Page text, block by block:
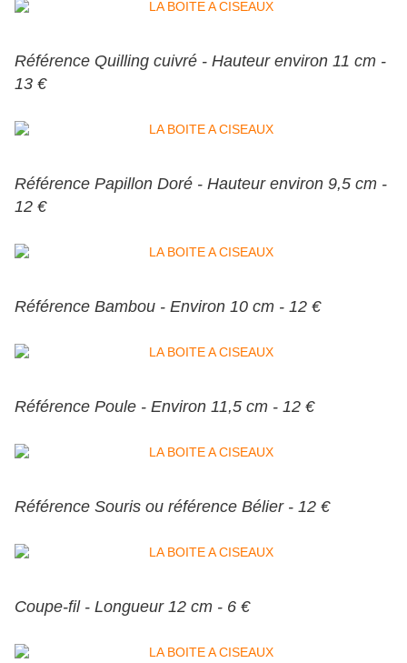
Référence Quilling cuivré - Hauteur environ 11 cm -
13 €
Référence Papillon Doré - Hauteur environ 9,5 cm -
12 €
Référence Bambou - Environ 10 cm - 12 €
Référence Poule - Environ 11,5 cm - 12 €
Référence Souris ou référence Bélier - 12 €
Coupe-fil - Longueur 12 cm - 6 €